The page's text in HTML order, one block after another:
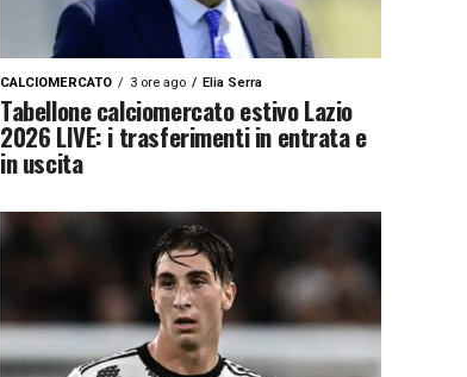
CALCIOMERCATO 3 ore ago Elia Serra
Tabellone calciomercato estivo Lazio
2026 LIVE: i trasferimenti in entrata e
in uscita